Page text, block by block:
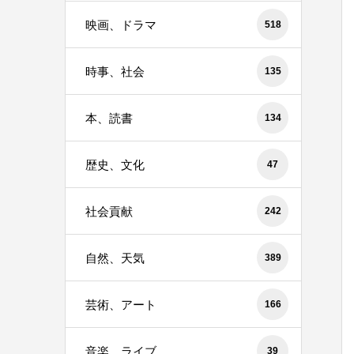
映画、ドラマ 518
時事、社会 135
本、読書 134
歴史、文化 47
社会貢献 242
自然、天気 389
芸術、アート 166
音楽、ライブ 39